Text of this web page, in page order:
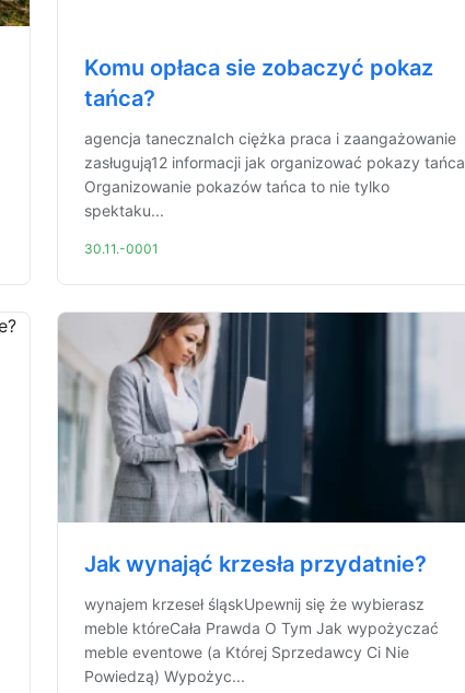
Komu opłaca sie zobaczyć pokaz
tańca?
agencja tanecznaIch ciężka praca i zaangażowanie
zasługują12 informacji jak organizować pokazy tańca
Organizowanie pokazów tańca to nie tylko
spektaku...
30.11.-0001
Jak wynająć krzesła przydatnie?
wynajem krzeseł śląskUpewnij się że wybierasz
meble któreCała Prawda O Tym Jak wypożyczać
meble eventowe (a Której Sprzedawcy Ci Nie
Powiedzą) Wypożyc...